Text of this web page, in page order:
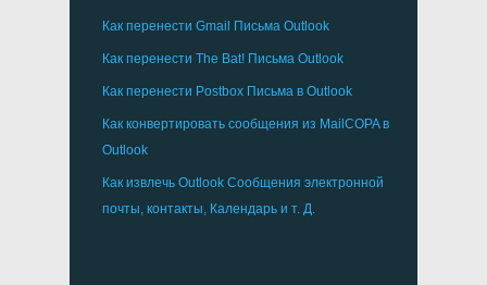
Как перенести Gmail Письма Outlook
Как перенести The Bat! Письма Outlook
Как перенести Postbox Письма в Outlook
Как конвертировать сообщения из MailCOPAв
Outlook
Как извлечь Outlook Сообщения электронной
почты, контакты, Календарь и т. Д.